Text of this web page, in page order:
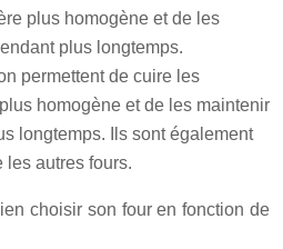
plus homogène et de les
plus longtemps.
permettent de cuire les
homogène et de les maintenir
longtemps. Ils sont également
les autres fours.
choisir son four en fonction de